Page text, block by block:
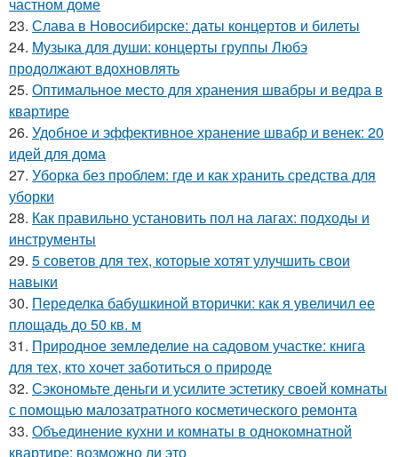
частном доме
23. Слава в Новосибирске: даты концертов и билеты
24. Музыка для души: концерты группы Любэ
продолжают вдохновлять
25. Оптимальное место для хранения швабры и ведра в
квартире
26. Удобное и эффективное хранение швабр и венек: 20
идей для дома
27. Уборка без проблем: где и как хранить средства для
уборки
28. Как правильно установить пол на лагах: подходы и
инструменты
29. 5 советов для тех, которые хотят улучшить свои
навыки
30. Переделка бабушкиной вторички: как я увеличил ее
площадь до 50 кв. м
31. Природное земледелие на садовом участке: книга
для тех, кто хочет заботиться о природе
32. Сэкономьте деньги и усилите эстетику своей комнаты
с помощью малозатратного косметического ремонта
33. Объединение кухни и комнаты в однокомнатной
квартире: возможно ли это